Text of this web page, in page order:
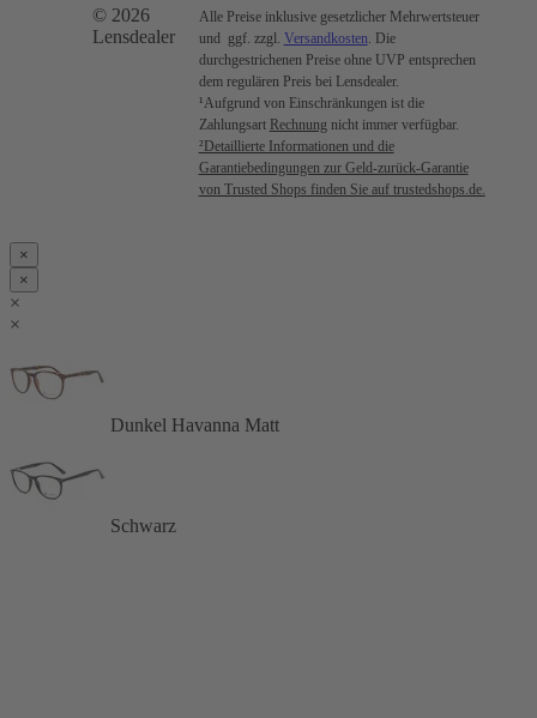
© 2026
Lensdealer
Alle Preise inklusive gesetzlicher Mehrwertsteuer
und ggf. zzgl. Versandkosten. Die
durchgestrichenen Preise ohne UVP entsprechen
dem regulären Preis bei Lensdealer.
¹Aufgrund von Einschränkungen ist die
Zahlungsart Rechnungnicht immer verfügbar.
²Detaillierte Informationen und die
Garantiebedingungen zur Geld-zurück-Garantie
von Trusted Shops finden Sie auf trustedshops.de.
×
×
×
×
Dunkel Havanna Matt
Schwarz